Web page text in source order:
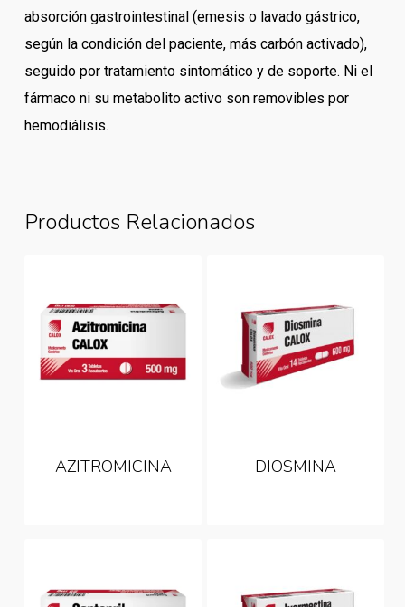
absorción gastrointestinal (emesis o lavado gástrico,
según la condición del paciente, más carbón activado),
seguido por tratamiento sintomático y de soporte. Ni el
fármaco ni su metabolito activo son removibles por
hemodiálisis.
Productos Relacionados
AZITROMICINA DIOSMINA